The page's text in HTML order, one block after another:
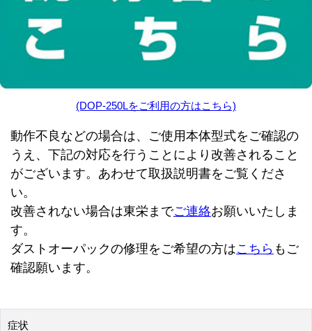
(DOP-250Lをご利用の方はこちら)
動作不良などの場合は、ご使用本体型式をご確認の
うえ、下記の対応を行うことにより改善されること
がございます。あわせて取扱説明書をご覧くださ
い。
改善されない場合は東栄までご連絡お願いいたしま
す。
ダストオーパックの修理をご希望の方はこちら もご
確認願います。
症状